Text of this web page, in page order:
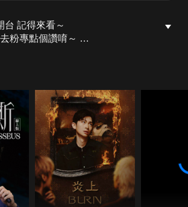
台 記得來看～
粉專點個讚唷～
：lebaby0v0
授權相關請洽詢：
一律概不承認。